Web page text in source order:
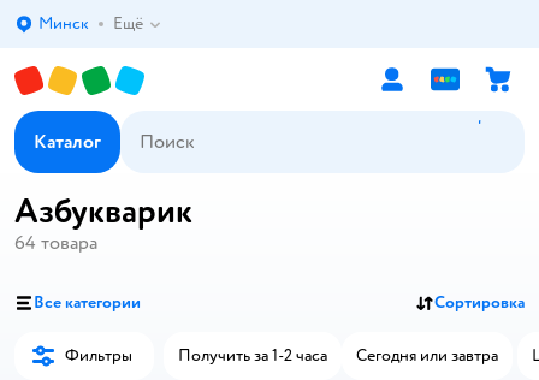
Выбор адреса доставки.
Минск Ещё
Каталог
Азбукварик
64 товара
Все категории Сортировка
Фильтры Получить за 1-2 часа Сегодня или завтра